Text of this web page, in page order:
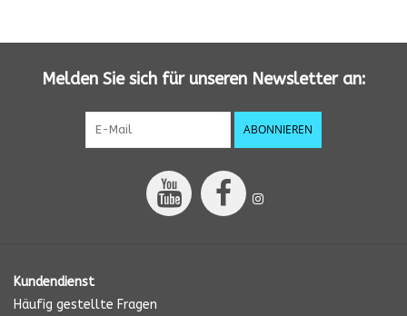
Melden Sie sich für unseren Newsletter an:
ABONNIEREN
Kundendienst
Häufig gestellte Fragen